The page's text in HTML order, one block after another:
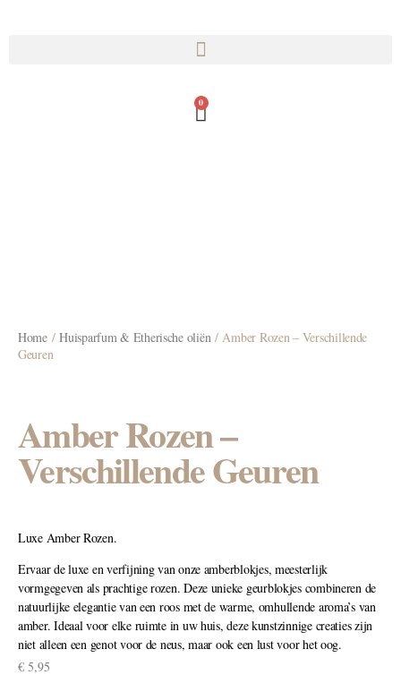
0
Home/Huisparfum & Etherische oliën/ Amber Rozen – Verschillende
Geuren
Amber Rozen –
Verschillende Geuren
Luxe Amber Rozen.
Ervaar de luxe en verfijning van onze amberblokjes, meesterlijk
vormgegeven als prachtige rozen. Deze unieke geurblokjes combineren de
natuurlijke elegantie van een roos met de warme, omhullende aroma’s van
amber. Ideaal voor elke ruimte in uw huis, deze kunstzinnige creaties zijn
niet alleen een genot voor de neus, maar ook een lust voor het oog.
€5,95